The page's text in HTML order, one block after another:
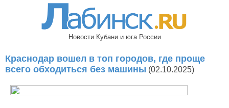
Новости Кубани и юга России
Краснодар вошел в топ городов, где проще
всего обходиться без машины (02.10.2025)